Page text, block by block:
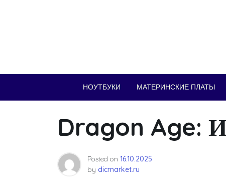
НОУТБУКИ МАТЕРИНСКИЕ ПЛАТЫ
Dragon Age:
Posted on 16.10.2025
by dicmarket.ru